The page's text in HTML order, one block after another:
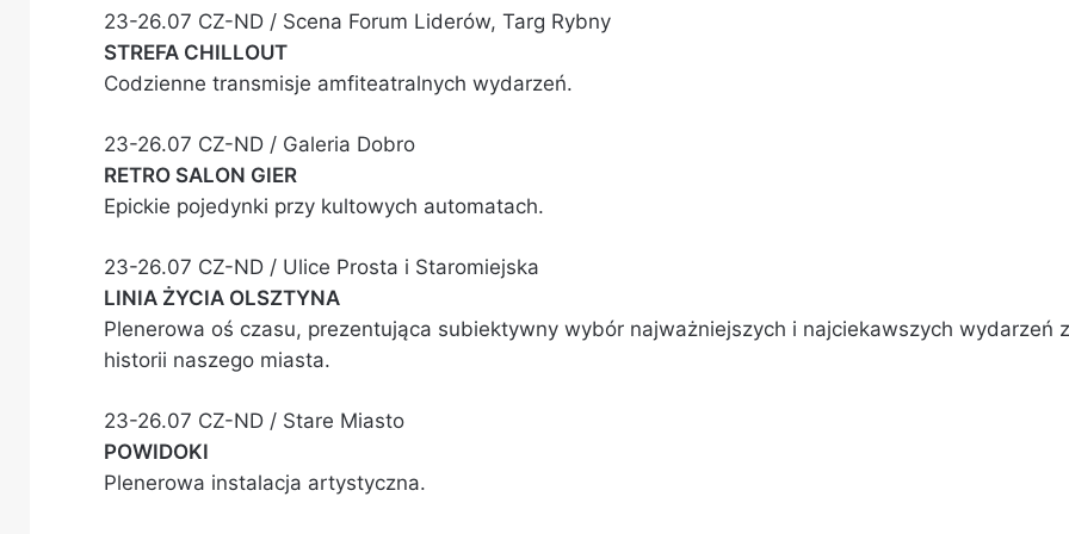
23-26.07 CZ-ND / Scena Forum Liderów, Targ Rybny
STREFA CHILLOUT
Codzienne transmisje amfiteatralnych wydarzeń.
23-26.07 CZ-ND / Galeria Dobro
RETRO SALON GIER
Epickie pojedynki przy kultowych automatach.
23-26.07 CZ-ND / Ulice Prosta i Staromiejska
LINIA ŻYCIA OLSZTYNA
Plenerowa oś czasu, prezentująca subiektywny wybór najważniejszych i najciekawszych wydarzeń z
historii naszego miasta.
23-26.07 CZ-ND / Stare Miasto
POWIDOKI
Plenerowa instalacja artystyczna.